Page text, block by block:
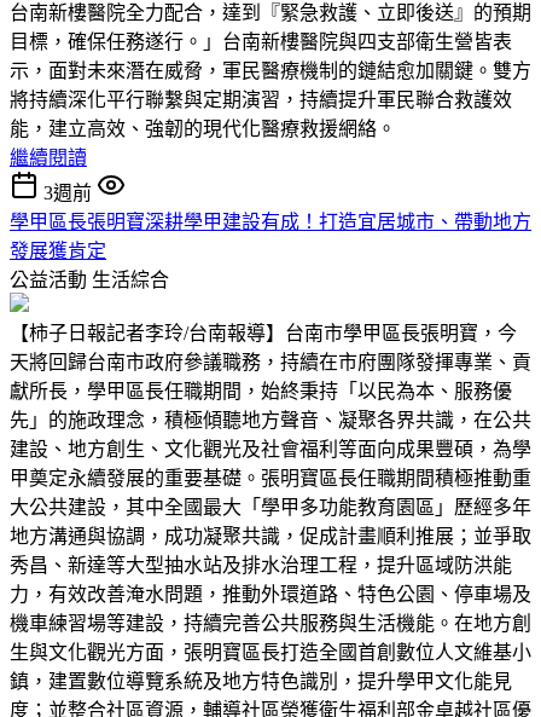
台南新樓醫院全力配合，達到『緊急救護、立即後送』的預期
目標，確保任務遂行。」台南新樓醫院與四支部衛生營皆表
示，面對未來潛在威脅，軍民醫療機制的鏈結愈加關鍵。雙方
將持續深化平行聯繫與定期演習，持續提升軍民聯合救護效
能，建立高效、強韌的現代化醫療救援網絡。
繼續閱讀
3週前
學甲區長張明寶深耕學甲建設有成！打造宜居城市、帶動地方
發展獲肯定
公益活動 生活綜合
【柿子日報記者李玲/台南報導】台南市學甲區長張明寶，今
天將回歸台南市政府參議職務，持續在市府團隊發揮專業、貢
獻所長，學甲區長任職期間，始終秉持「以民為本、服務優
先」的施政理念，積極傾聽地方聲音、凝聚各界共識，在公共
建設、地方創生、文化觀光及社會福利等面向成果豐碩，為學
甲奠定永續發展的重要基礎。張明寶區長任職期間積極推動重
大公共建設，其中全國最大「學甲多功能教育園區」歷經多年
地方溝通與協調，成功凝聚共識，促成計畫順利推展；並爭取
秀昌、新達等大型抽水站及排水治理工程，提升區域防洪能
力，有效改善淹水問題，推動外環道路、特色公園、停車場及
機車練習場等建設，持續完善公共服務與生活機能。在地方創
生與文化觀光方面，張明寶區長打造全國首創數位人文維基小
鎮，建置數位導覽系統及地方特色識別，提升學甲文化能見
度；並整合社區資源，輔導社區榮獲衛生福利部金卓越社區優